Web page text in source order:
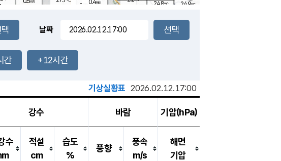
24.8℃
-mm
장호원
- mm
24.9℃
0.4m/s
날짜
간 +12시간
기상실황표 2026.02.12.17:00
강수 바람 기압(hPa)
수
적설
cm
습도
%
풍향
풍속
m/s
해면
기압